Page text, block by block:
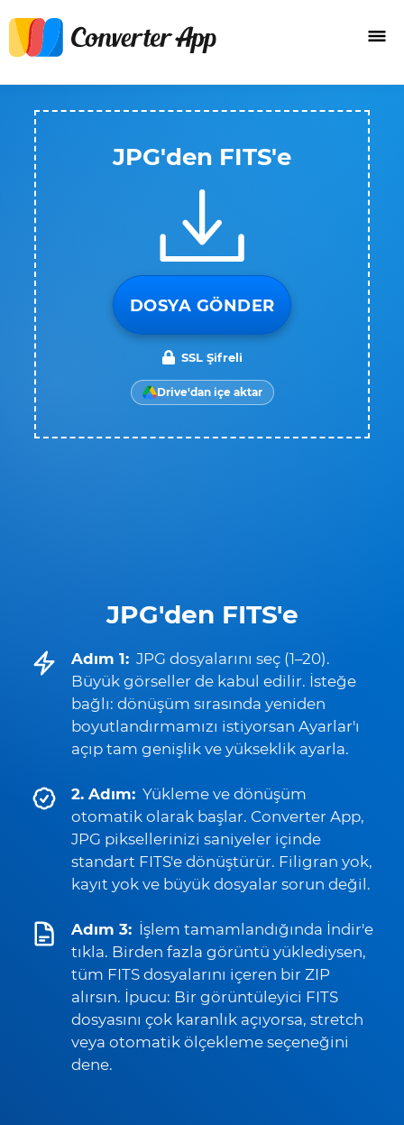
JPG'den FITS'e
Adım 1: JPG dosyalarını seç (1–20).
Büyük görseller de kabul edilir. İsteğe
bağlı: dönüşüm sırasında yeniden
boyutlandırmamızı istiyorsan Ayarlar'ı
açıp tam genişlik ve yükseklik ayarla.
2. Adım: Yükleme ve dönüşüm
otomatik olarak başlar. Converter App,
JPG piksellerinizi saniyeler içinde
standart FITS'e dönüştürür. Filigran yok,
kayıt yok ve büyük dosyalar sorun değil.
Adım 3: İşlem tamamlandığında İndir'e
tıkla. Birden fazla görüntü yüklediysen,
tüm FITS dosyalarını içeren bir ZIP
alırsın. İpucu: Bir görüntüleyici FITS
dosyasını çok karanlık açıyorsa, stretch
veya otomatik ölçekleme seçeneğini
dene.
JPG'den FITS'e
DOSYA GÖNDER
SSL Şifreli
Drive'dan içe aktar